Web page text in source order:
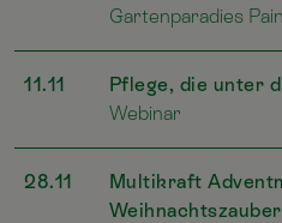
Gartenparadies
11.11
Pflege, die unter
Webinar
28.11
Multikraft